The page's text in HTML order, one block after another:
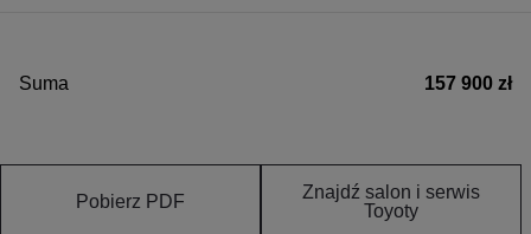
Suma 157 900 zł
Pobierz PDF
Znajdź salon i serwis
Toyoty